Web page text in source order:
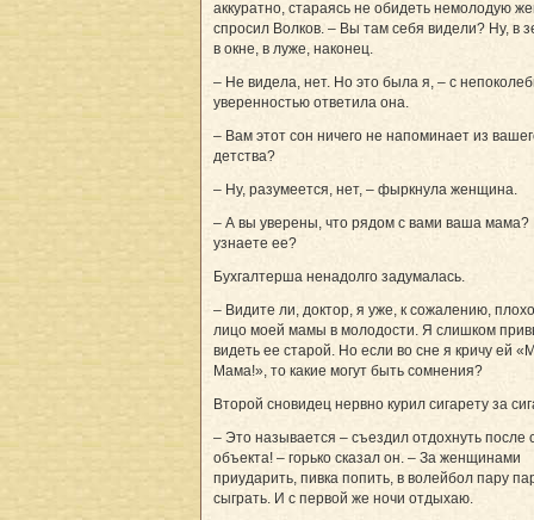
аккуратно, стараясь не обидеть немолодую
спросил Волков. – Вы там себя видели? Ну, в
в окне, в луже, наконец.
– Не видела, нет. Но это была я, – с
уверенностью ответила она.
– Вам этот сон ничего не напоминает из
детства?
– Ну, разумеется, нет, – фыркнула женщина.
– А вы уверены, что рядом с вами ваша
узнаете ее?
Бухгалтерша ненадолго задумалась.
– Видите ли, доктор, я уже, к сожалению,
лицо моей мамы в молодости. Я слишком
видеть ее старой. Но если во сне я кричу ей
Мама!», то какие могут быть сомнения?
Второй сновидец нервно курил сигарету за
– Это называется – съездил отдохнуть после
объекта! – горько сказал он. – За женщинами
приударить, пивка попить, в волейбол пару
сыграть. И с первой же ночи отдыхаю.